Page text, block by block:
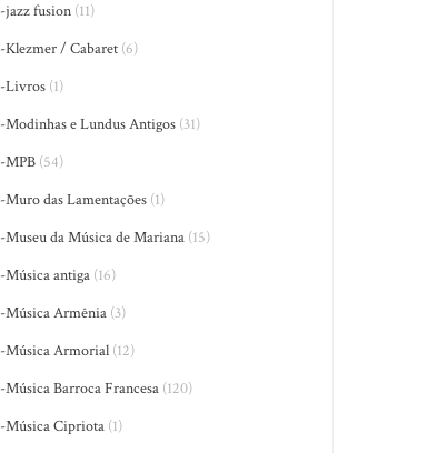
-jazz fusion (11)
-Klezmer / Cabaret (6)
-Livros (1)
-Modinhas e Lundus Antigos (31)
-MPB (54)
-Muro das Lamentações (1)
-Museu da Música de Mariana (15)
-Música antiga (16)
-Música Armênia (3)
-Música Armorial (12)
-Música Barroca Francesa (120)
-Música Cipriota (1)